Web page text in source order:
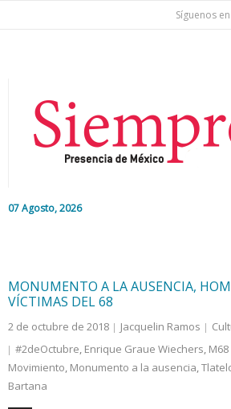
Síguenos
07 Agosto, 2026
Colaboradores
Internacional
MONUMENTO A LA AUSENCIA,
VÍCTIMAS DEL 68
2 de octubre de 2018 Jacquelin Ramos
#2deOctubre, Enrique Graue Wiechers,
Movimiento, Monumento a la ausencia,
Bartana